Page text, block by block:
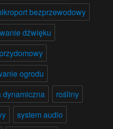
bezprzewodowy
dźwięku
ogrodu
dynamiczna
rośliny
system audio